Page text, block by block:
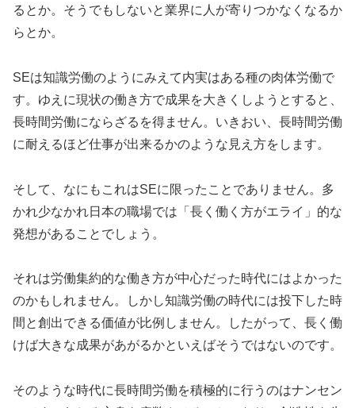
るとか。そうでもしないと業界に人が寄りつかなくなるか
らとか。
SEは知識労働のようにみえて内実はある種の肉体労働で
す。ゆえに現状の働き方で成果を大きくしようとすると、
長時間労働にならざるを得ません。いきおい、長時間労働
に耐えるほど仕事が出来るかのような見え方をします。
そして、なにもこれはSEに限ったことでありません。多
かれ少なかれ日本の職場では「長く働く方がエライ」的な
発想があることでしょう。
それは労働集約的な働き方が中心だった時代にはよかった
のかもしれません。しかし知識労働の時代には投下した時
間と創出できる価値が比例しません。したがって、長く働
けば大きな成果があがるかといえばそうではないのです。
そのような時代に長時間労働を積極的に行うのはナンセン